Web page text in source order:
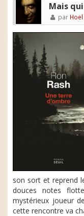
Mais
par Hoel
son sort et reprend
douces notes
mystérieux joueur
cette rencontre va